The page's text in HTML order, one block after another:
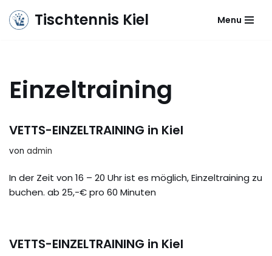
Zum
Tischtennis Kiel Menu
Einzeltraining
VETTS-EINZELTRAINING in Kiel
von admin
In der Zeit von 16 – 20 Uhr ist es möglich, Einzeltraining zu
buchen. ab 25,-€ pro 60 Minuten
VETTS-EINZELTRAINING in Kiel